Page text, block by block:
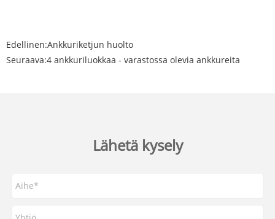
Edellinen:Ankkuriketjun huolto
Seuraava:4 ankkuriluokkaa - varastossa olevia ankkureita
Lähetä kysely